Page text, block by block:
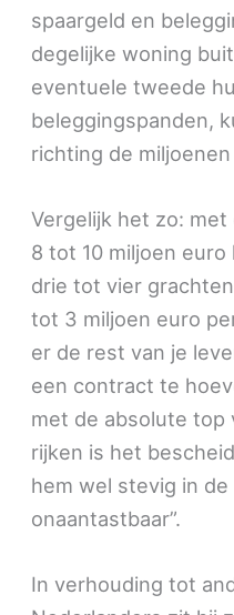
spaargeld en
degelijke woning
eventuele tweede
beleggingspanden,
richting de
Vergelijk het zo: met
8 tot 10 miljoen
drie tot vier
tot 3 miljoen euro
er de rest van je
een contract te
met de absolute top
rijken is het
hem wel stevig in
onaantastbaar”.
In verhouding tot